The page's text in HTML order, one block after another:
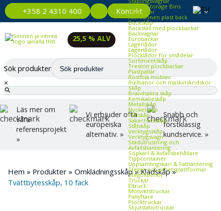
+358 2 4310 400 KontaktPlastic Storage Bins
Plastlådor
Återvunnen plast back
Backskåp
Backställ med plockbackar
Backvagnar
Eurobackar
Lagerlådor
Lagerlådor
Plocklådor för smådelar
Sortimentskåp
Treston plockbackar
Plastpallar
Rostfria möbler
Rullbanor och maskinskridskor
Skåp
Brandsäkra skåp
Kemikalieskåp
Metallskåp
Nyckelskåp
Plåtskåp
Säkerhetsskåp
Stålskåp
Verktygsskåp
Verktygsvagn
Städutrustning och
Avfallshantering
Sopkärl & Avfallsbehållare
Tippcontainer
Uppsamlingskärl & Fathantering
Stegar och arbetsplattformar
Stegtillbehör
Truckar
Eltruck
Motviktstruckar
Pallyftare
Plocktruckar
Skjutstativtruckar
25,5 % ALV
Sök produkter
×
Läs mer om
våra
referensprojekt
»
Vi erbjuder ofta
europeiska
alternativ. »
Snabb och
förstklassig
kundservice. »
Hem » Produkter » Omklädningsskåp»Klädskåp»
Tvättbytesskåp, 10 fack